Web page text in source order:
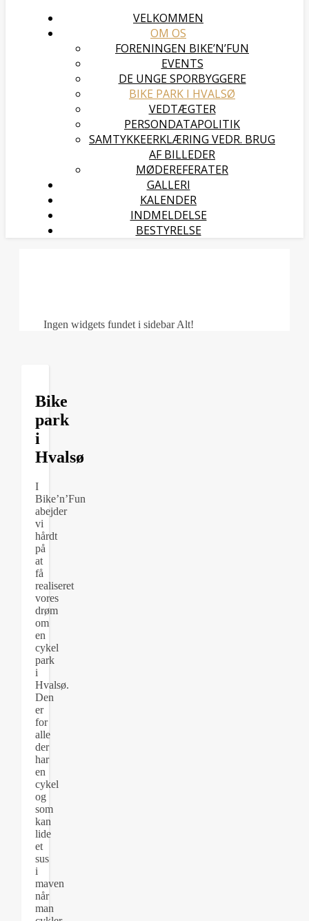
VELKOMMEN
OM OS
FORENINGEN BIKE’N’FUN
EVENTS
DE UNGE SPORBYGGERE
BIKE PARK I HVALSØ
VEDTÆGTER
PERSONDATAPOLITIK
SAMTYKKEERKLÆRING VEDR. BRUG
AF BILLEDER
MØDEREFERATER
GALLERI
KALENDER
INDMELDELSE
BESTYRELSE
Ingen widgets fundet i sidebar Alt!
Bike
park
i
Hvalsø
I
Bike’n’Fun
abejder
vi
hårdt
på
at
få
realiseret
vores
drøm
om
en
cykel
park
i
Hvalsø.
Den
er
for
alle
der
har
en
cykel
og
som
kan
lide
et
sus
i
maven
når
man